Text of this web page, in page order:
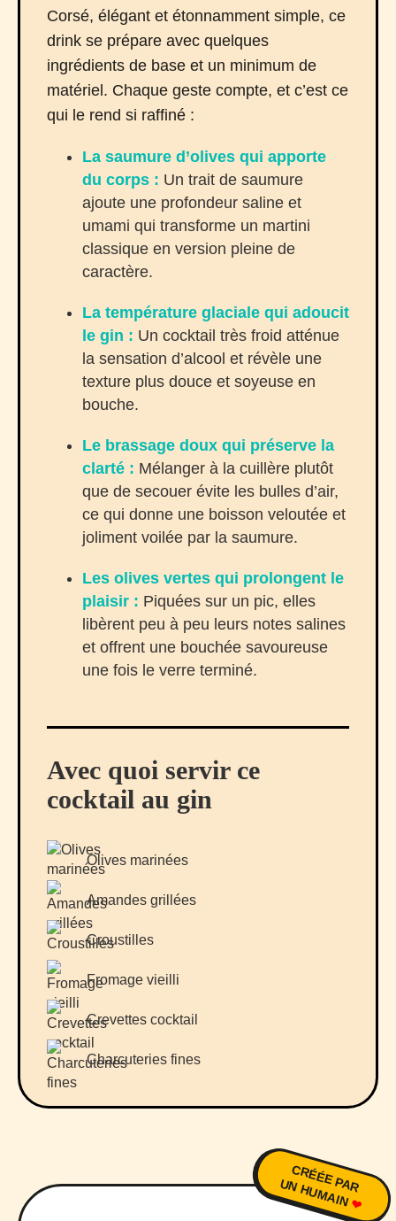
Corsé, élégant et étonnamment simple, ce
drink se prépare avec quelques
ingrédients de base et un minimum de
matériel. Chaque geste compte, et c’est ce
qui le rend si raffiné :
La saumure d’olives qui apporte
du corps : Un trait de saumure
ajoute une profondeur saline et
umami qui transforme un martini
classique en version pleine de
caractère.
La température glaciale qui adoucit
le gin : Un cocktail très froid atténue
la sensation d’alcool et révèle une
texture plus douce et soyeuse en
bouche.
Le brassage doux qui préserve la
clarté : Mélanger à la cuillère plutôt
que de secouer évite les bulles d’air,
ce qui donne une boisson veloutée et
joliment voilée par la saumure.
Les olives vertes qui prolongent le
plaisir : Piquées sur un pic, elles
libèrent peu à peu leurs notes salines
et offrent une bouchée savoureuse
une fois le verre terminé.
Avec quoi servir ce
cocktail au gin
Olives marinées
Amandes grillées
Croustilles
Fromage vieilli
Crevettes cocktail
Charcuteries fines
CRÉÉE PAR
UN HUMAIN❤